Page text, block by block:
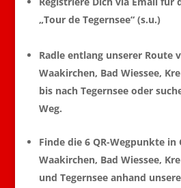
„Tour de
Radle entlang unserer Route
Waakirchen, Bad Wiessee,
bis nach Tegernsee oder
Weg.
Finde die 6 QR-Wegpunkte in
Waakirchen, Bad Wiessee,
und Tegernsee anhand